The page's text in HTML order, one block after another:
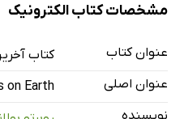
هنری سیمون لوپرنس
انریکه مارتین
مشخصات کتاب الکترونیک
عنوان کتاب
کتاب
عنوان اصلی
on Earth
نویسنده